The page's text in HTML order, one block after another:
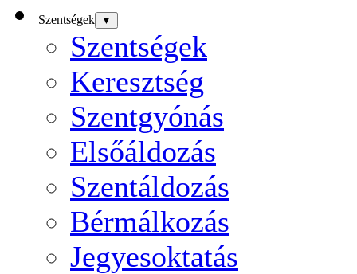
Szentségek ▼
Szentségek
Keresztség
Szentgyónás
Elsőáldozás
Szentáldozás
Bérmálkozás
Jegyesoktatás